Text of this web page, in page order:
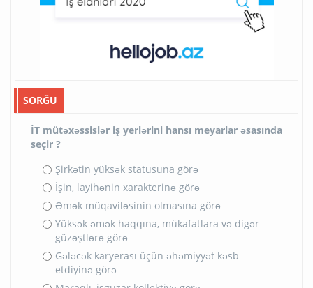
SORĞU
İT mütəxəssislər iş yerlərini hansı meyarlar əsasında
seçir ?
Şirkətin yüksək statusuna görə
İşin, layihənin xarakterinə görə
Əmək müqaviləsinin olmasına görə
Yüksək əmək haqqına, mükafatlara və digər
güzəştlərə görə
Gələcək karyerası üçün əhəmiyyət kəsb
etdiyinə görə